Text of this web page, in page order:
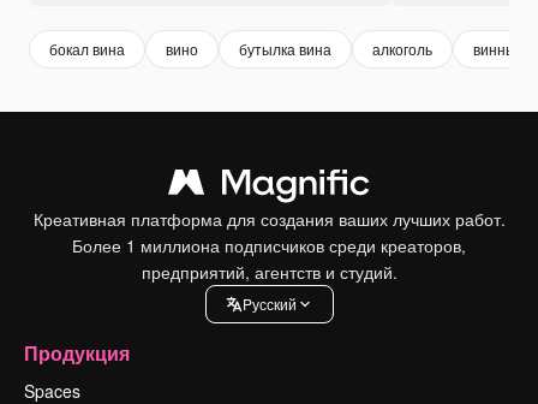
бокал вина вино бутылка вина алкоголь винный
Креативная платформа для создания ваших лучших работ.
Более 1 миллиона подписчиков среди креаторов,
предприятий, агентств и студий.
Pусский
Продукция
Spaces